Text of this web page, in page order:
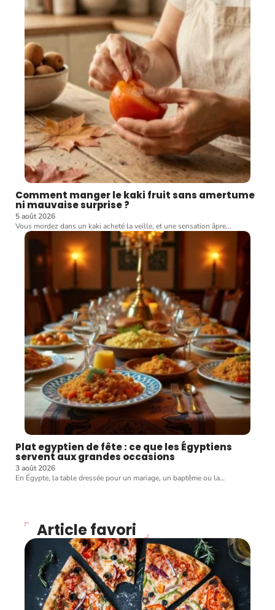
Comment manger le kaki fruit sans amertume
ni mauvaise surprise ?
5 août 2026
Vous mordez dans un kaki acheté la veille, et une sensation âpre…
Plat egyptien de fête : ce que les Égyptiens
servent aux grandes occasions
3 août 2026
En Égypte, la table dressée pour un mariage, un baptême ou la…
Article favori